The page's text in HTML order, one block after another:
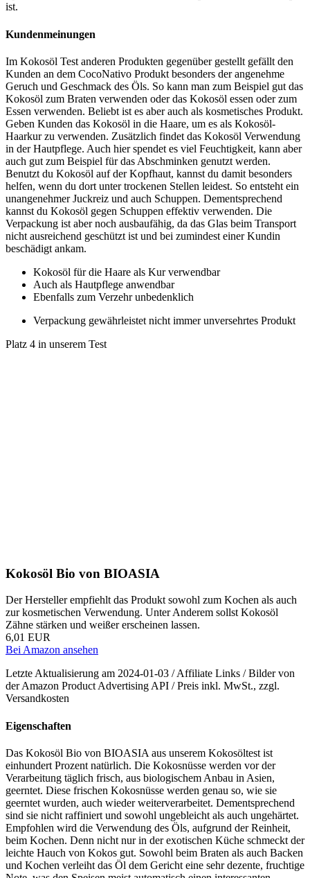
ist.
Kundenmeinungen
Im Kokosöl Test anderen Produkten gegenüber gestellt gefällt den
Kunden an dem CocoNativo Produkt besonders der angenehme
Geruch und Geschmack des Öls. So kann man zum Beispiel gut das
Kokosöl zum Braten verwenden oder das Kokosöl essen oder zum
Essen verwenden. Beliebt ist es aber auch als kosmetisches Produkt.
Geben Kunden das Kokosöl in die Haare, um es als Kokosöl-
Haarkur zu verwenden. Zusätzlich findet das Kokosöl Verwendung
in der Hautpflege. Auch hier spendet es viel Feuchtigkeit, kann aber
auch gut zum Beispiel für das Abschminken genutzt werden.
Benutzt du Kokosöl auf der Kopfhaut, kannst du damit besonders
helfen, wenn du dort unter trockenen Stellen leidest. So entsteht ein
unangenehmer Juckreiz und auch Schuppen. Dementsprechend
kannst du Kokosöl gegen Schuppen effektiv verwenden. Die
Verpackung ist aber noch ausbaufähig, da das Glas beim Transport
nicht ausreichend geschützt ist und bei zumindest einer Kundin
beschädigt ankam.
Kokosöl für die Haare als Kur verwendbar
Auch als Hautpflege anwendbar
Ebenfalls zum Verzehr unbedenklich
Verpackung gewährleistet nicht immer unversehrtes Produkt
Platz 4 in unserem Test
Kokosöl Bio von BIOASIA
Der Hersteller empfiehlt das Produkt sowohl zum Kochen als auch
zur kosmetischen Verwendung. Unter Anderem sollst Kokosöl
Zähne stärken und weißer erscheinen lassen.
6,01 EUR
Bei Amazon ansehen
Letzte Aktualisierung am 2024-01-03 / Affiliate Links / Bilder von
der Amazon Product Advertising API / Preis inkl. MwSt., zzgl.
Versandkosten
Eigenschaften
Das Kokosöl Bio von BIOASIA aus unserem Kokosöltest ist
einhundert Prozent natürlich. Die Kokosnüsse werden vor der
Verarbeitung täglich frisch, aus biologischem Anbau in Asien,
geerntet. Diese frischen Kokosnüsse werden genau so, wie sie
geerntet wurden, auch wieder weiterverarbeitet. Dementsprechend
sind sie nicht raffiniert und sowohl ungebleicht als auch ungehärtet.
Empfohlen wird die Verwendung des Öls, aufgrund der Reinheit,
beim Kochen. Denn nicht nur in der exotischen Küche schmeckt der
leichte Hauch von Kokos gut. Sowohl beim Braten als auch Backen
und Kochen verleiht das Öl dem Gericht eine sehr dezente, fruchtige